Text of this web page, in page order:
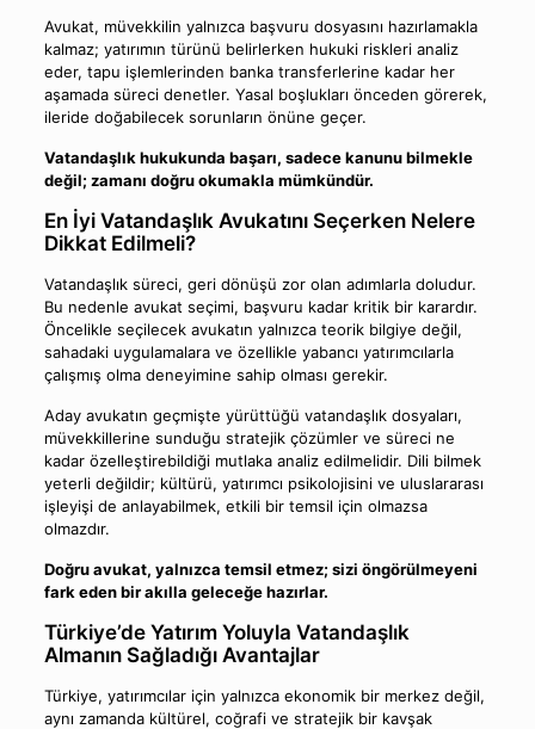
Avukat, müvekkilin yalnızca başvuru dosyasını hazırlamakla
kalmaz; yatırımın türünü belirlerken hukuki riskleri analiz
eder, tapu işlemlerinden banka transferlerine kadar her
aşamada süreci denetler. Yasal boşlukları önceden görerek,
ileride doğabilecek sorunların önüne geçer.
Vatandaşlık hukukunda başarı, sadece kanunu bilmekle
değil; zamanı doğru okumakla mümkündür.
En İyi Vatandaşlık Avukatını Seçerken Nelere
Dikkat Edilmeli?
Vatandaşlık süreci, geri dönüşü zor olan adımlarla doludur.
Bu nedenle avukat seçimi, başvuru kadar kritik bir karardır.
Öncelikle seçilecek avukatın yalnızca teorik bilgiye değil,
sahadaki uygulamalara ve özellikle yabancı yatırımcılarla
çalışmış olma deneyimine sahip olması gerekir.
Aday avukatın geçmişte yürüttüğü vatandaşlık dosyaları,
müvekkillerine sunduğu stratejik çözümler ve süreci ne
kadar özelleştirebildiği mutlaka analiz edilmelidir. Dili bilmek
yeterli değildir; kültürü, yatırımcı psikolojisini ve uluslararası
işleyişi de anlayabilmek, etkili bir temsil için olmazsa
olmazdır.
Doğru avukat, yalnızca temsil etmez; sizi öngörülmeyeni
fark eden bir akılla geleceğe hazırlar.
Türkiye’de Yatırım Yoluyla Vatandaşlık
Almanın Sağladığı Avantajlar
Türkiye, yatırımcılar için yalnızca ekonomik bir merkez değil,
aynı zamanda kültürel, coğrafi ve stratejik bir kavşak